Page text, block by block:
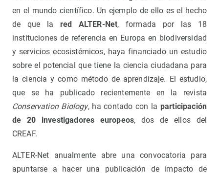
en el mundo científico. Un ejemplo de ello es el hecho
de que la red ALTER-Net, formada por las 18
instituciones de referencia en Europa en biodiversidad
y servicios ecosistémicos, haya financiado un estudio
sobre el potencial que tiene la ciencia ciudadana para
la ciencia y como método de aprendizaje. El estudio,
que se ha publicado recientemente en la revista
Conservation Biology, ha contado con la participación
de 20 investigadores europeos, dos de ellos del
CREAF.
ALTER-Net anualmente abre una convocatoria para
apuntarse a hacer una publicación de impacto de